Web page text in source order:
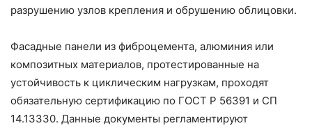
разрушению узлов крепления и обрушению облицовки.
Фасадные панели из фиброцемента, алюминия или
композитных материалов, протестированные на
устойчивость к циклическим нагрузкам, проходят
обязательную сертификацию по ГОСТ Р 56391 и СП
14.13330. Данные документы регламентируют